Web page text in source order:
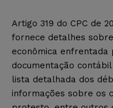
Artigo 319 do CPC de
fornece detalhes
econômica enfrentada
documentação
lista detalhada dos
informações sobre os